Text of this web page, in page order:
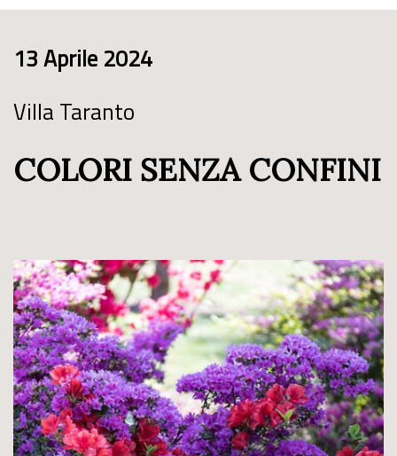
13 Aprile 2024
Villa Taranto
COLORI SENZA CONFINI